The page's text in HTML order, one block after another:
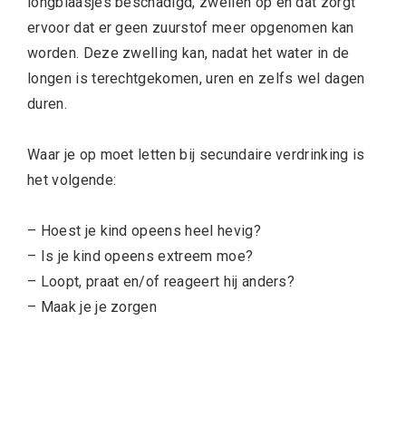
ervoor dat er geen zuurstof meer opgenomen kan
worden. Deze zwelling kan, nadat het water in de
longen is terechtgekomen, uren en zelfs wel dagen
duren.
Waar je op moet letten bij secundaire verdrinking is
het volgende:
– Hoest je kind opeens heel hevig?
– Is je kind opeens extreem moe?
– Loopt, praat en/of reageert hij anders?
– Maak je je zorgen